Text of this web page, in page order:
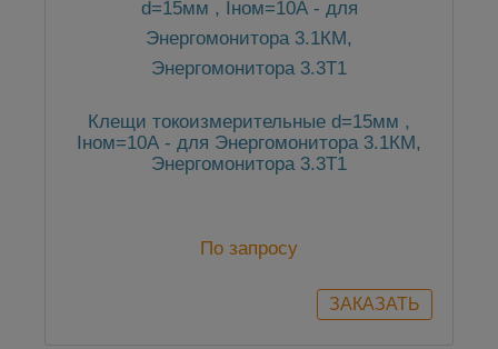
Клещи токоизмерительные d=15мм ,
Iном=10А - для Энергомонитора 3.1КМ,
Энергомонитора 3.3Т1
По запросу